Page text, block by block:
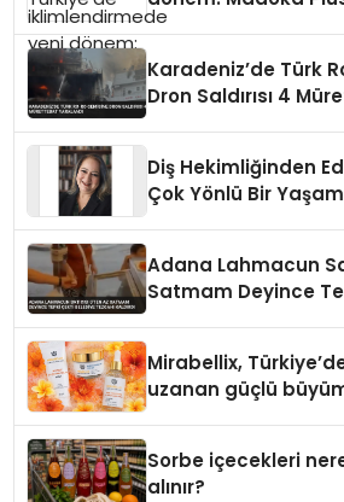
Karadeniz’de Türk
Dron Saldırısı 4
Diş Hekimliğinden
Çok Yönlü Bir
Adana Lahmacun
Satmam Deyince
Mirabellix,
uzanan güçlü
Sorbe içecekleri
alınır?